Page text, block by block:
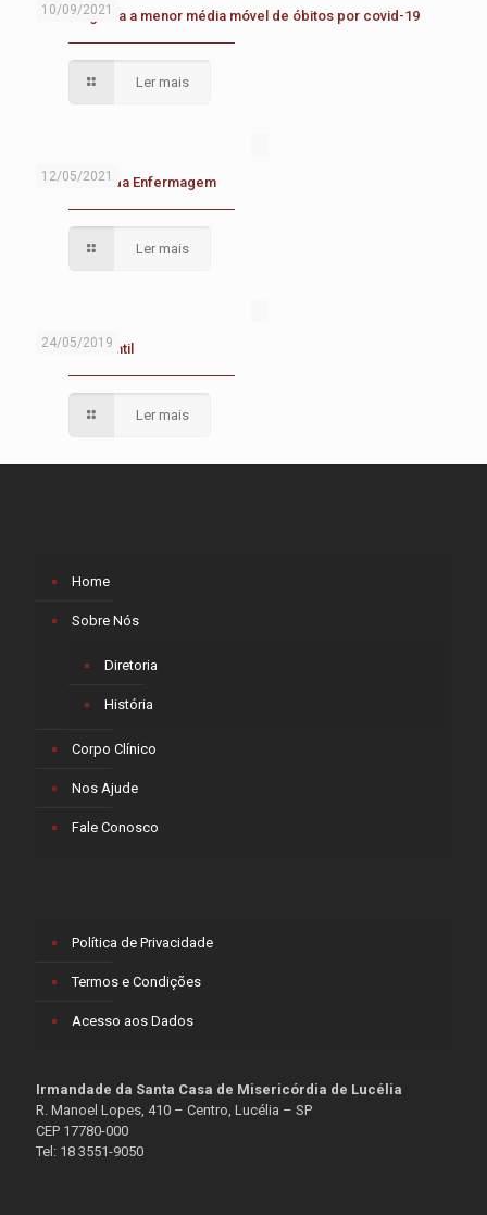
10/09/2021
Brasil registra a menor média móvel de óbitos por covid-19
Ler mais
12/05/2021
Dia Mundial da Enfermagem
Ler mais
24/05/2019
Diarreia Infantil
Ler mais
Home
Sobre Nós
Diretoria
História
Corpo Clínico
Nos Ajude
Fale Conosco
Política de Privacidade
Termos e Condições
Acesso aos Dados
Irmandade da Santa Casa de Misericórdia de Lucélia
R. Manoel Lopes, 410 – Centro, Lucélia – SP
CEP 17780-000
Tel: 18 3551-9050